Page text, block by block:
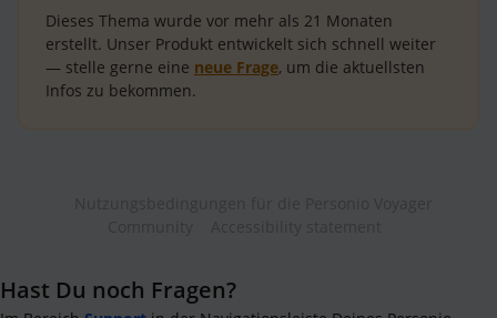
Dieses Thema wurde vor mehr als 21 Monaten
erstellt. Unser Produkt entwickelt sich schnell weiter
— stelle gerne eine neue Frage, um die aktuellsten
Infos zu bekommen.
Hast Du noch Fragen?